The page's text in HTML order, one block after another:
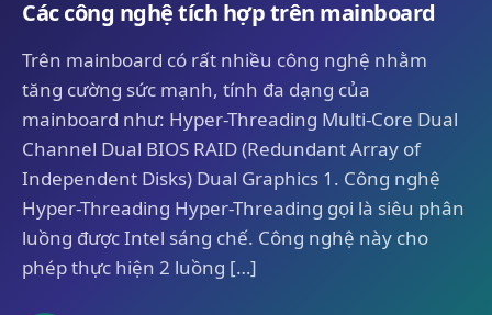
Các công nghệ tích hợp trên mainboard
Trên mainboard có rất nhiều công nghệ nhằm
tăng cường sức mạnh, tính đa dạng của
mainboard như: Hyper-Threading Multi-Core Dual
Channel Dual BIOS RAID (Redundant Array of
Independent Disks) Dual Graphics 1. Công nghệ
Hyper-Threading Hyper-Threading gọi là siêu phân
luồng được Intel sáng chế. Công nghệ này cho
phép thực hiện 2 luồng […]